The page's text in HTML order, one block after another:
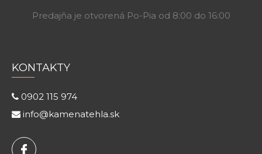
Predajňa je otvorená Po-Pia od 8:00 do 16:00
KONTAKTY
0902 115 974
info@kamenatehla.sk